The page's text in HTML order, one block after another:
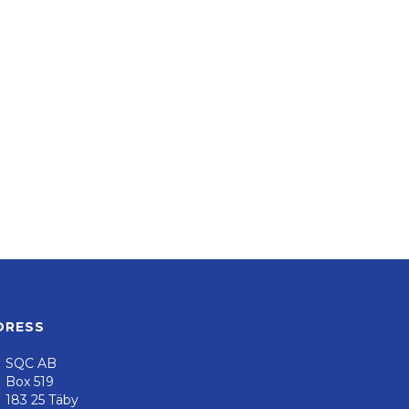
SQC AB
Box 519
183 25 Täby